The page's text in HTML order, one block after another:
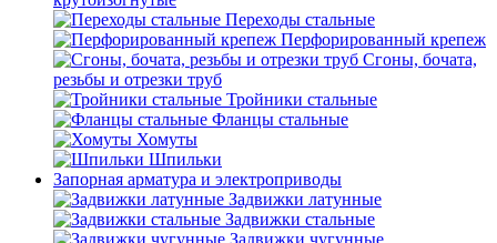
Переходы стальные
Перфорированный крепеж
Сгоны, бочата,
резьбы и отрезки труб
Тройники стальные
Фланцы стальные
Хомуты
Шпильки
Запорная арматура и электроприводы
Задвижки латунные
Задвижки стальные
Задвижки чугунные